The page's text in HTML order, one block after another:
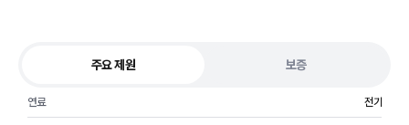
주요 제원 보증
연료 전기